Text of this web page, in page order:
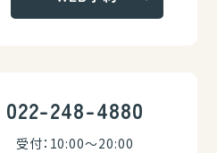
022-248-4880
受付：10:00～20:00